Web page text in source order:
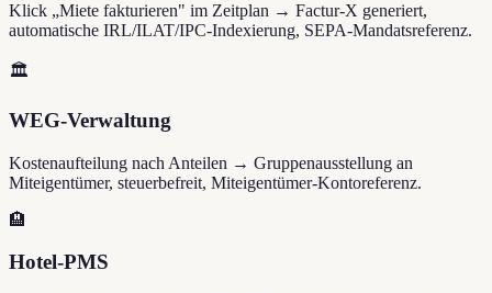
Klick „Miete fakturieren" im Zeitplan → Factur-X generiert,
automatische IRL/ILAT/IPC-Indexierung, SEPA-Mandatsreferenz.
🏛️
WEG-Verwaltung
Kostenaufteilung nach Anteilen → Gruppenausstellung an
Miteigentümer, steuerbefreit, Miteigentümer-Kontoreferenz.
🏨
Hotel-PMS